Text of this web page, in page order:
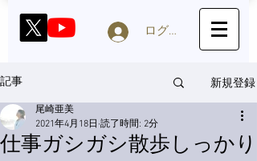
ログイン
記事 新規登録
仕事ガシガシ散歩しっかり
尾崎亜美
2021年4月18日 読了時間: 2分